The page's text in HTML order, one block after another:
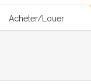
Acheter/Louer